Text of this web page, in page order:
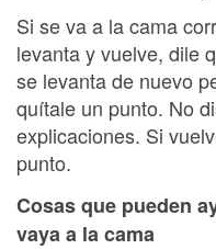
Si se va a la cama
levanta y vuelve, dile
se levanta de nuevo
quítale un punto. No
explicaciones. Si
punto.
Cosas que pueden
vaya a la cama